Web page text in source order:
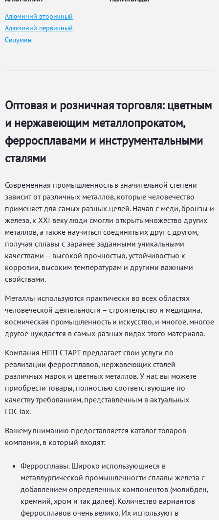
Алюминий вторичный
Алюминий первичный
Силумин
Оптовая и розничная торговля: цветным
и нержавеющим металлопрокатом,
ферросплавами и инструментальными
сталями
Современная промышленность в значительной степени
зависит от различных металлов, которые человечество
применяет для самых разных целей. Начав с меди, бронзы и
железа, к XXI веку люди смогли открыть множество других
металлов, а также научиться соединять их друг с другом,
получая сплавы с заранее заданными уникальными
качествами – высокой прочностью, устойчивостью к
коррозии, высоким температурам и другими важными
свойствами.
Металлы используются практически во всех областях
человеческой деятельности – строительство и медицина,
космическая промышленность и искусство, и многое, многое
другое нуждается в самых разных видах этого материала.
Компания НПП СТАРТ предлагает свои услуги по
реализации ферросплавов, нержавеющих сталей
различных марок и цветных металлов. У нас вы можете
приобрести товары, полностью соответствующие по
качеству требованиям, представленным в актуальных
ГОСТах.
Вашему вниманию предоставляется каталог товаров
компании, в который входят:
Ферросплавы. Широко использующиеся в
металлургической промышленности сплавы железа с
добавлением определенных компонентов (молибден,
кремний, хром и так далее). Количество вариантов
ферросплавов очень велико. Их используют в